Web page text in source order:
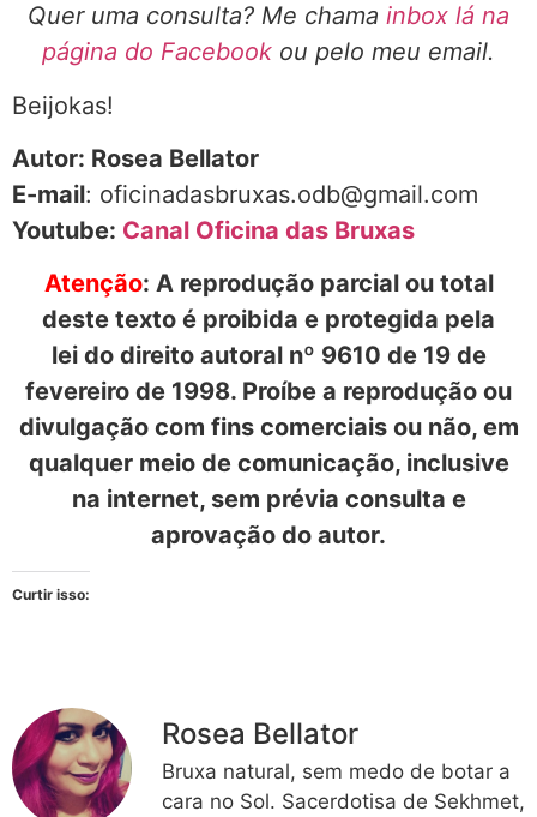
Quer uma consulta? Me chama inbox lá na
página do Facebook ou pelo meu email.
Beijokas!
Autor: Rosea Bellator
E-mail: oficinadasbruxas.odb@gmail.com
Youtube: Canal Oficina das Bruxas
Atenção: A reprodução parcial ou total
deste texto é proibida e protegida pela
lei do direito autoral nº 9610 de 19 de
fevereiro de 1998. Proíbe a reprodução ou
divulgação com fins comerciais ou não, em
qualquer meio de comunicação, inclusive
na internet, sem prévia consulta e
aprovação do autor.
Curtir isso:
Rosea Bellator
Bruxa natural, sem medo de botar a
cara no Sol. Sacerdotisa de Sekhmet,